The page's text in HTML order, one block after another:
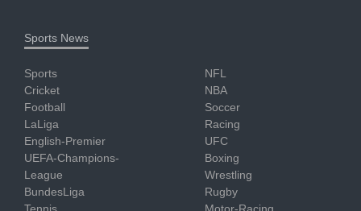
Sports News
Sports
Cricket
Football
LaLiga
English-Premier
UEFA-Champions-
League
BundesLiga
Tennis
NFL
NBA
Soccer
Racing
UFC
Boxing
Wrestling
Rugby
Motor-Racing